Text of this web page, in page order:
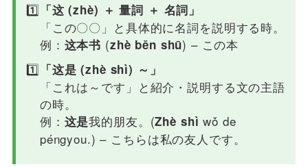
「这 (zhè) ＋ 量詞 ＋ 名詞」
「この〇〇」と具体的に名詞を説明する時。
例： 这本书 (zhè běn shū) – この本
「这是 (zhè shì) ～」
「これは～です」と紹介・説明する文の主語
の時。
例： 这是我的朋友。(Zhè shì wǒ de
péngyou.) – こちらは私の友人です。